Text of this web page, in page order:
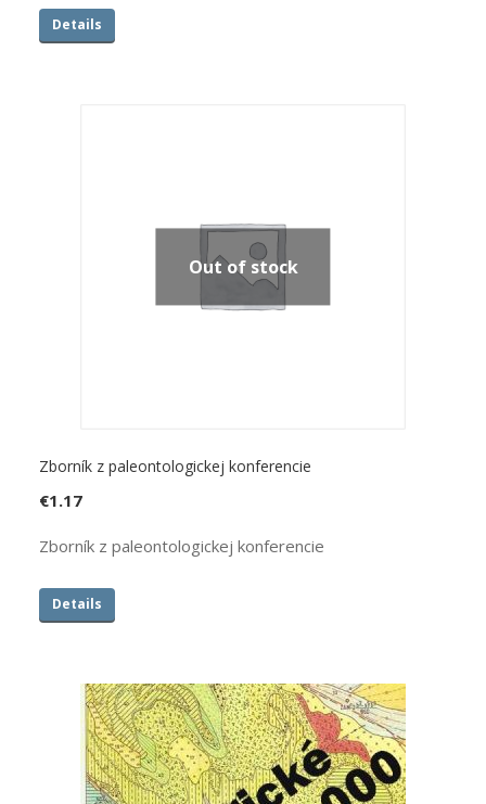
Details
Out of stock
Zborník z paleontologickej konferencie
€1.17
Zborník z paleontologickej konferencie
Details